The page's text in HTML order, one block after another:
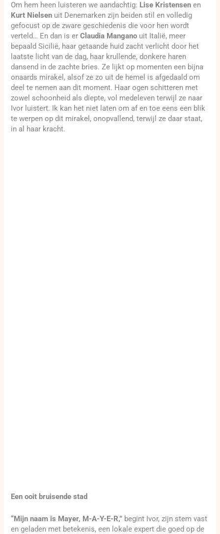
Om hem heen luisteren we aandachtig: Lise Kristensen en
Kurt Nielsen uit Denemarken zijn beiden stil en volledig
gefocust op de zware geschiedenis die voor hen wordt
verteld… En dan is erClaudia Mangano uit Italië, meer
bepaald Sicilië, haar getaande huid zacht verlicht door het
laatste licht van de dag, haar krullende, donkere haren
dansend in de zachte bries. Ze lijkt op momenten een bijna
onaards mirakel, alsof ze zo uit de hemel is afgedaald om
deel te nemen aan dit moment. Haar ogen schitteren met
zowel schoonheid als diepte, vol medeleven terwijl ze naar
Ivor luistert. Ik kan het niet laten om af en toe eens een blik
te werpen op dit mirakel, onopvallend, terwijl ze daar staat,
in al haar kracht.
Een ooit bruisende stad
“Mijn naam is Mayer, M-A-Y-E-R,” begint Ivor, zijn stem vast
en geladen met betekenis, een lokale expert die goed op de